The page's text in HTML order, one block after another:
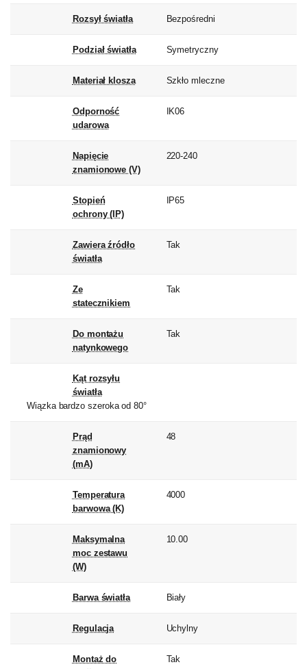
Rozsył światła Bezpośredni
Podział światła Symetryczny
Materiał klosza Szkło mleczne
Odporność
udarowa
IK06
Napięcie
znamionowe (V)
220-240
Stopień
ochrony (IP)
IP65
Zawiera źródło
światła
Tak
Ze
statecznikiem
Tak
Do montażu
natynkowego
Tak
Kąt rozsyłu
światła
Wiązka bardzo szeroka od 80°
Prąd
znamionowy
(mA)
48
Temperatura
barwowa (K)
4000
Maksymalna
moc zestawu
(W)
10.00
Barwa światła Biały
Regulacja Uchylny
Montaż do
Tak